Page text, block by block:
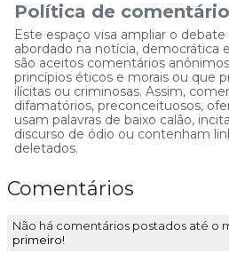
Política de
Este espaço visa ampliar o
abordado na notícia, democrática
são aceitos comentários
princípios éticos e morais ou que
ilícitas ou criminosas. Assim,
difamatórios, preconceituosos,
usam palavras de baixo calão,
discurso de ódio ou contenham
deletados.
Comentários
Não há comentários postados até o
primeiro!